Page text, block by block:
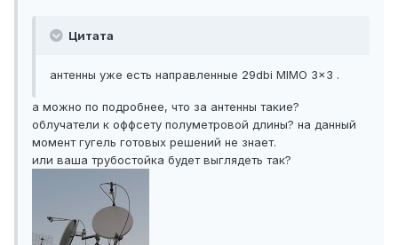
Цитата
антенны уже есть направленные 29dbi MIMO 3x3 .
а можно по подробнее, что за антенны такие?
облучатели к оффсету полуметровой длины? на данный
момент гугель готовых решений не знает.
или ваша трубостойка будет выглядеть так?